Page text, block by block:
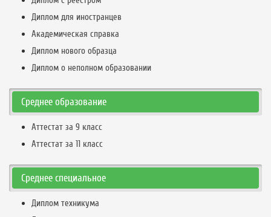
Диплом для иностранцев
Академическая справка
Диплом нового образца
Диплом о неполном образовании
Среднее образование
Аттестат за 9 класс
Аттестат за 11 класс
Среднее специальное
Диплом техникума